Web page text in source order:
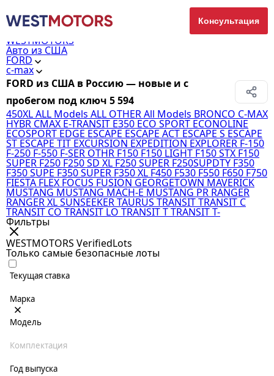
Консультация
WESTMOTORS
Авто из США
FORD
c-max
FORD из США в Россию — новые и с
пробегом под ключ 5 594
450XLALL Models ALL OTHERAll Models BRONCO C-MAX
HYBR CMAX E-TRANSIT E350 ECO SPORT ECONOLINE
ECOSPORT EDGE ESCAPE ESCAPE ACT ESCAPE S ESCAPE
ST ESCAPE TIT EXCURSION EXPEDITION EXPLORER F-150
F-250 F-550 F-SER OTHR F150 F150 LIGHT F150 STX F150
SUPER F250 F250 SD XL F250 SUPER F250SUPDTY F350
F350 SUPE F350 SUPER F350 XL F450 F530 F550 F650 F750
FIESTA FLEX FOCUS FUSION GEORGETOWN MAVERICK
MUSTANG MUSTANG MACH-E MUSTANG PR RANGER
RANGER XLSUNSEEKERTAURUS TRANSITTRANSIT C
TRANSIT CO TRANSIT LO TRANSIT TTRANSIT T-
Фильтры
WESTMOTORS VerifiedLots
Только самые безопасные лоты
Текущая ставка
Марка
Модель
Комплектация
Год выпуска